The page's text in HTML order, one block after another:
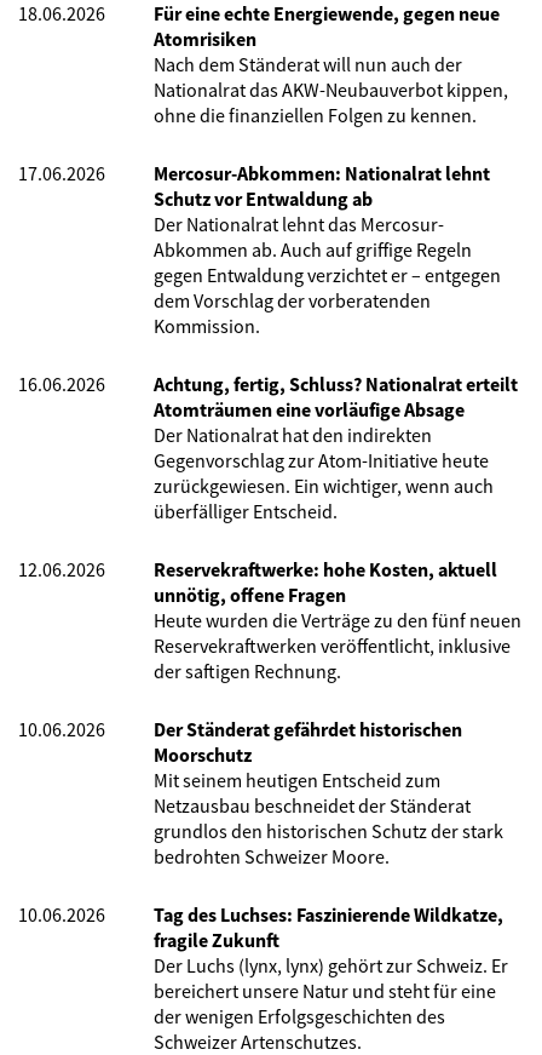
18.06.2026
Für eine echte Energiewende, gegen neue
Atomrisiken
Nach dem Ständerat will nun auch der
Nationalrat das AKW-Neubauverbot kippen,
ohne die finanziellen Folgen zu kennen.
17.06.2026
Mercosur-Abkommen: Nationalrat lehnt
Schutz vor Entwaldung ab
Der Nationalrat lehnt das Mercosur-
Abkommen ab. Auch auf griffige Regeln
gegen Entwaldung verzichtet er – entgegen
dem Vorschlag der vorberatenden
Kommission.
16.06.2026
Achtung, fertig, Schluss? Nationalrat erteilt
Atomträumen eine vorläufige Absage
Der Nationalrat hat den indirekten
Gegenvorschlag zur Atom-Initiative heute
zurückgewiesen. Ein wichtiger, wenn auch
überfälliger Entscheid.
12.06.2026
Reservekraftwerke: hohe Kosten, aktuell
unnötig, offene Fragen
Heute wurden die Verträge zu den fünf neuen
Reservekraftwerken veröffentlicht, inklusive
der saftigen Rechnung.
10.06.2026
Der Ständerat gefährdet historischen
Moorschutz
Mit seinem heutigen Entscheid zum
Netzausbau beschneidet der Ständerat
grundlos den historischen Schutz der stark
bedrohten Schweizer Moore.
10.06.2026
Tag des Luchses: Faszinierende Wildkatze,
fragile Zukunft
Der Luchs (lynx, lynx) gehört zur Schweiz. Er
bereichert unsere Natur und steht für eine
der wenigen Erfolgsgeschichten des
Schweizer Artenschutzes.